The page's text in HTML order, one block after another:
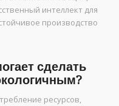
интеллект для
производство
сделать
ресурсов,